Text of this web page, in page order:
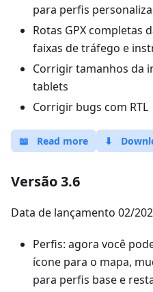
para perfis
Rotas GPX completas
faixas de tráfego e
Corrigir tamanhos da
tablets
Corrigir bugs com RTL
📖 Read more ⬇
Versão 3.6
Data de lançamento 02/
Perfis: agora você
ícone para o mapa,
para perfis base e